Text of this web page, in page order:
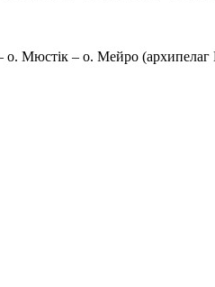
Мюстік – о. Мейро